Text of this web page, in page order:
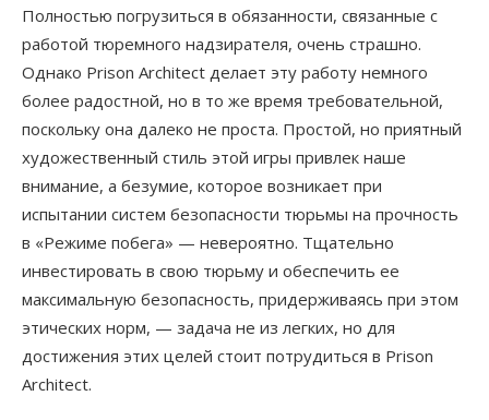
Полностью погрузиться в обязанности, связанные с
работой тюремного надзирателя, очень страшно.
Однако Prison Architect делает эту работу немного
более радостной, но в то же время требовательной,
поскольку она далеко не проста. Простой, но приятный
художественный стиль этой игры привлек наше
внимание, а безумие, которое возникает при
испытании систем безопасности тюрьмы на прочность
в «Режиме побега» — невероятно. Тщательно
инвестировать в свою тюрьму и обеспечить ее
максимальную безопасность, придерживаясь при этом
этических норм, — задача не из легких, но для
достижения этих целей стоит потрудиться в Prison
Architect.